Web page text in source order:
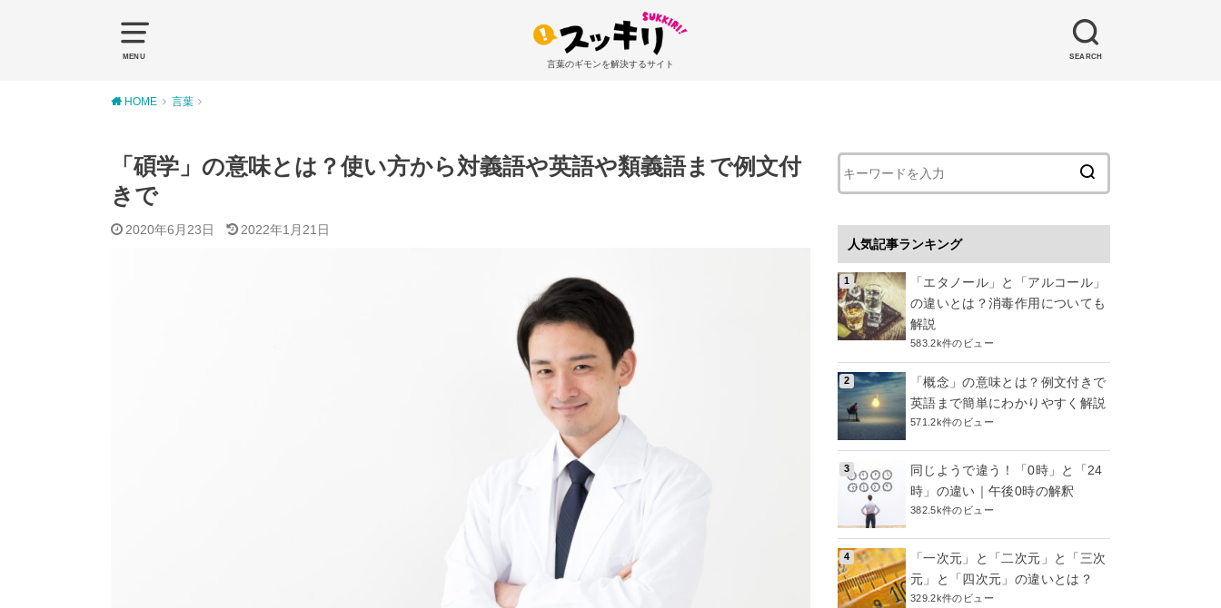
MENU SEARCH
言葉のギモンを解決するサイト
HOME 言葉
「碩学」の意味とは？使い方から対義語や英語や類義語まで例文付
きで
2020年6月23日 2022年1月21日
人気記事ランキング
「エタノール」と「アルコール」
の違いとは？消毒作用についても
解説
583.2k件のビュー
「概念」の意味とは？例文付きで
英語まで簡単にわかりやすく解説
571.2k件のビュー
同じようで違う！「0時」と「24
時」の違い｜午後0時の解釈
382.5k件のビュー
「一次元」と「二次元」と「三次
元」と「四次元」の違いとは？
329.2k件のビュー